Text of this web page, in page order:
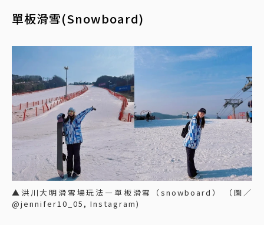
單板滑雪(Snowboard)
▲洪川大明滑雪場玩法—單板滑雪（snowboard） （圖／
@jennifer10_05, Instagram)